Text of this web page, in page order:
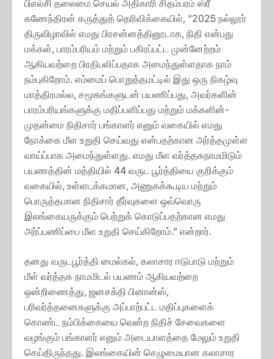
பிஎல்சி தலைமை செயல் அதிகாரி சிதம்பரம் ஸ்ரீ
கணேந்திரன் கருத்துத் தெரிவிக்கையில், “2025 நல்லூர்
திருவிழாவில் எமது பிரசன்னத்தினூடாக, நிதி என்பது
மக்கள், பாரம்பரியம் மற்றும் பகிரப்பட்ட முன்னேற்றம்
ஆகியவற்றை பிரதிபலிப்பதாக அமைந்துள்ளதாக நாம்
நம்புகிறோம். எம்மைப் பொறுத்தமட்டில் இது ஒரு நிகழ்வு
மாத்திரமல்ல, சமூகங்களுடன் பயணிப்பது, அவர்களின்
பாரம்பரியங்களுக்கு மதிப்பளிப்பது மற்றும் மக்களின்-
முதன்மை நிதிசார் பங்காளர் எனும் வகையில் எமது
நோக்கை மீள உறுதி செய்வது என்பதற்கான அர்த்தமுள்ள
வாய்ப்பாக அமைந்துள்ளது. எமது மீள வர்த்தகநாமமிடும்
பயணத்தின் மத்தியில் 44 வருட பூர்த்தியை குறிக்கும்
வகையில், உள்ளடக்கமான, அணுகக்கூடிய மற்றும்
பொருத்தமான நிதிசார் தீர்வுகளை ஒவ்வொரு
இலங்கையருக்கும் பெற்றுக் கொடுப்பதற்கான எமது
அர்ப்பணிப்பை மீள உறுதி செய்கிறோம்.” என்றார்.
தனது வருடபூர்த்தி மைல்கல், கலாசார ஈடுபாடு மற்றும்
மீள் வர்த்தக நாமமிடல் பயணம் ஆகியவற்றை
ஒன்றிணைத்து, ஜனசக்தி பினான்ஸ்,
பரிவர்த்தனைகளுக்கு அப்பாற்பட்ட மதிப்புகளைக்
கொண்ட நம்பிக்கையை வென்ற நிதிச் சேவைகளை
வழங்கும் பங்காளர் எனும் அடையாளத்தை மேலும் உறுதி
செய்திருந்தது. இலங்கையின் செழுமையான கலாசார